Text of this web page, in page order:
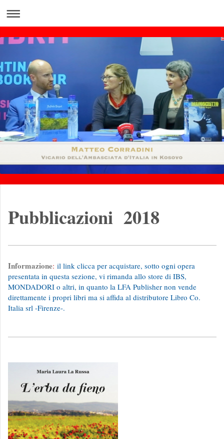
Pubblicazioni 2018
Informazione: il link clicca per acquistare, sotto ogni opera
presentata in questa sezione, vi rimanda allo store di IBS,
MONDADORI o altri, in quanto la LFA Publisher non vende
direttamente i propri libri ma si affida al distributore Libro Co.
Italia srl -Firenze-.